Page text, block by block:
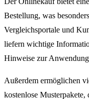
Bestellung, was
Vergleichsportale und
liefern wichtige
Hinweise zur
Außerdem ermöglichen
kostenlose